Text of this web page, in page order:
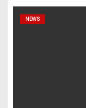
NEWS